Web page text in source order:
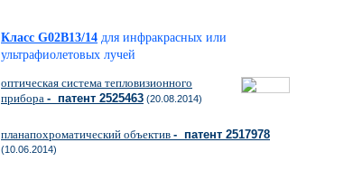
Класс G02B13/14 для инфракрасных или
ультрафиолетовых лучей
оптическая система тепловизионного
прибора - патент 2525463 (20.08.2014)
планапохроматический объектив - патент 2517978
(10.06.2014)